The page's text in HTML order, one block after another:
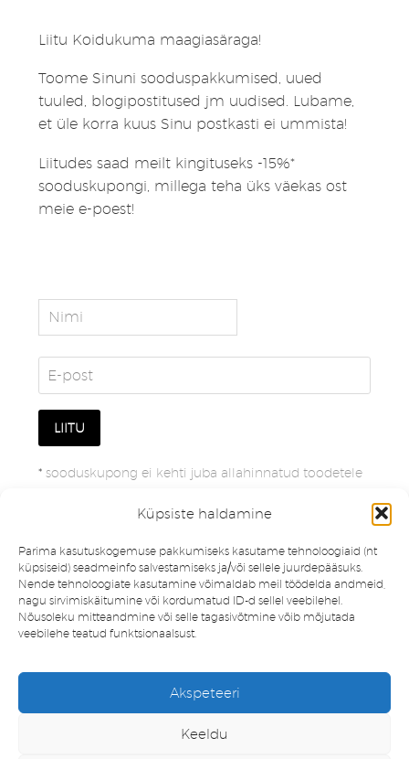
Küpsiste haldamine
Parima kasutuskogemuse pakkumiseks kasutame tehnoloogiaid (nt
küpsiseid) seadmeinfo salvestamiseks ja/või sellele juurdepääsuks.
Nende tehnoloogiate kasutamine võimaldab meil töödelda andmeid,
nagu sirvimiskäitumine või kordumatud ID-d sellel veebilehel.
Nõusoleku mitteandmine või selle tagasivõtmine võib mõjutada
veebilehe teatud funktsionaalsust.
Akspeteeri
Keeldu
Liitu Koidukuma maagiasäraga!
Toome Sinuni sooduspakkumised, uued
tuuled, blogipostitused jm uudised. Lubame,
et üle korra kuus Sinu postkasti ei ummista!
Liitudes saad meilt kingituseks -15%*
sooduskupongi, millega teha üks väekas ost
meie e-poest!
* sooduskupong ei kehti juba allahinnatud toodetele
Müügitingimused Privaatsuspoliitika
Minu konto Soovinimekiri